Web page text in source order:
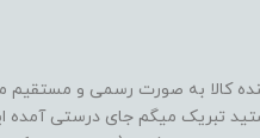
کالا به صورت رسمی و مستقیم
پشتیبانی قوی و ۲۴ ساعته هستید تبریک میگم جای